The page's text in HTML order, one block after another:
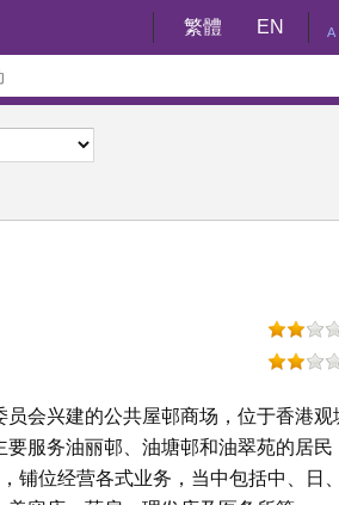
繁體 EN A
会兴建的公共屋邨商场，位于香港观
服务油丽邨、油塘邨和油翠苑的居民
铺位经营各式业务，当中包括中、日